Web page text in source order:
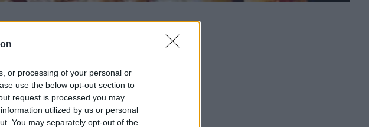
or processing of your personal or
use the below opt-out section to
request is processed you may
utilized by us or personal
You may separately opt-out of the